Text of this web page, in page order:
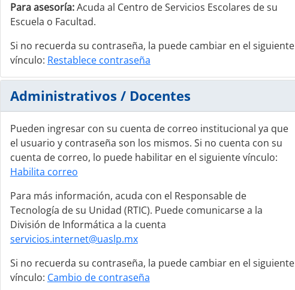
Para asesoría:Acuda al Centro de Servicios Escolares de su
Escuela o Facultad.
Si no recuerda su contraseña, la puede cambiar en el siguiente
vínculo: Restablece contraseña
Administrativos / Docentes
Pueden ingresar con su cuenta de correo institucional ya que
el usuario y contraseña son los mismos. Si no cuenta con su
cuenta de correo, lo puede habilitar en el siguiente vínculo:
Habilita correo
Para más información, acuda con el Responsable de
Tecnología de su Unidad (RTIC). Puede comunicarse a la
División de Informática a la cuenta
servicios.internet@uaslp.mx
Si no recuerda su contraseña, la puede cambiar en el siguiente
vínculo: Cambio de contraseña